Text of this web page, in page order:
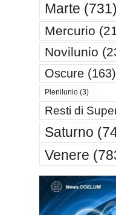
Marte (731)
Mercurio
Novilunio
Oscure(163)
Plenilunio(3)
Resti di
Saturno
Venere